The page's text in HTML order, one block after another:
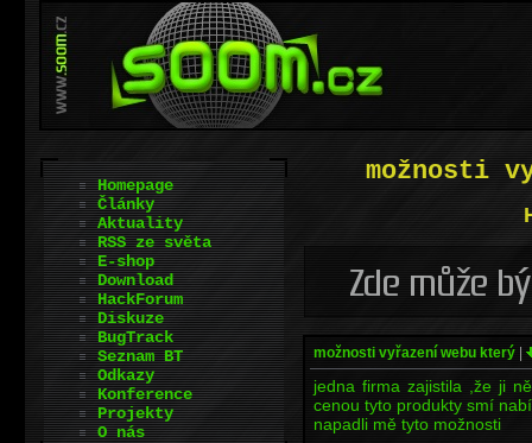
možnosti
možnosti vyřazení webu který |
jedna firma zajistila ,že ji
cenou tyto produkty smí
napadli mě tyto možnosti
Homepage
Články
Aktuality
RSS ze světa
E-shop
Download
HackForum
Diskuze
BugTrack
Seznam BT
Odkazy
Konference
Projekty
O nás